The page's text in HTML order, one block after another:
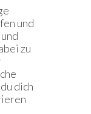
und
zu
dich